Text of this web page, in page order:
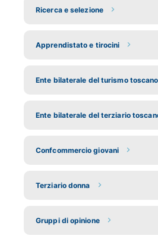
Ricerca e selezione
Apprendistato e tirocini
Ente bilaterale del turismo toscano
Ente bilaterale del terziario
Confcommercio giovani
Terziario donna
Gruppi di opinione